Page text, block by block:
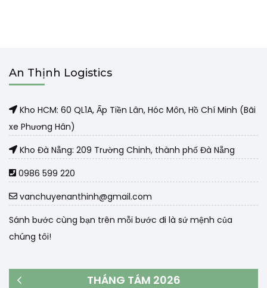
An Thịnh Logistics
Kho HCM: 60 QL1A, Ấp Tiền Lân, Hóc Môn, Hồ Chí Minh (Bãi
xe Phương Hân)
Kho Đà Nẵng: 209 Trường Chinh, thành phố Đà Nẵng
0986 599 220
vanchuyenanthinh@gmail.com
Sánh bước cùng bạn trên mỗi bước đi là sứ mệnh của
chúng tôi!
THÁNG TÁM 2026